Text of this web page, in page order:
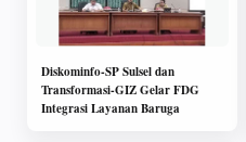
Diskominfo-SP Sulsel dan
Transformasi-GIZ Gelar FDG
Integrasi Layanan Baruga